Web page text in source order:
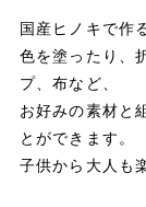
国産ヒノキで作
色を塗ったり、
プ、布など、
お好みの素材と
とができます。
子供から大人も